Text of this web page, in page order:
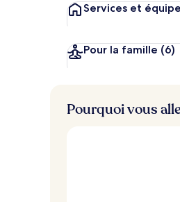
Services et
Pour la famille (6)
Pourquoi vous